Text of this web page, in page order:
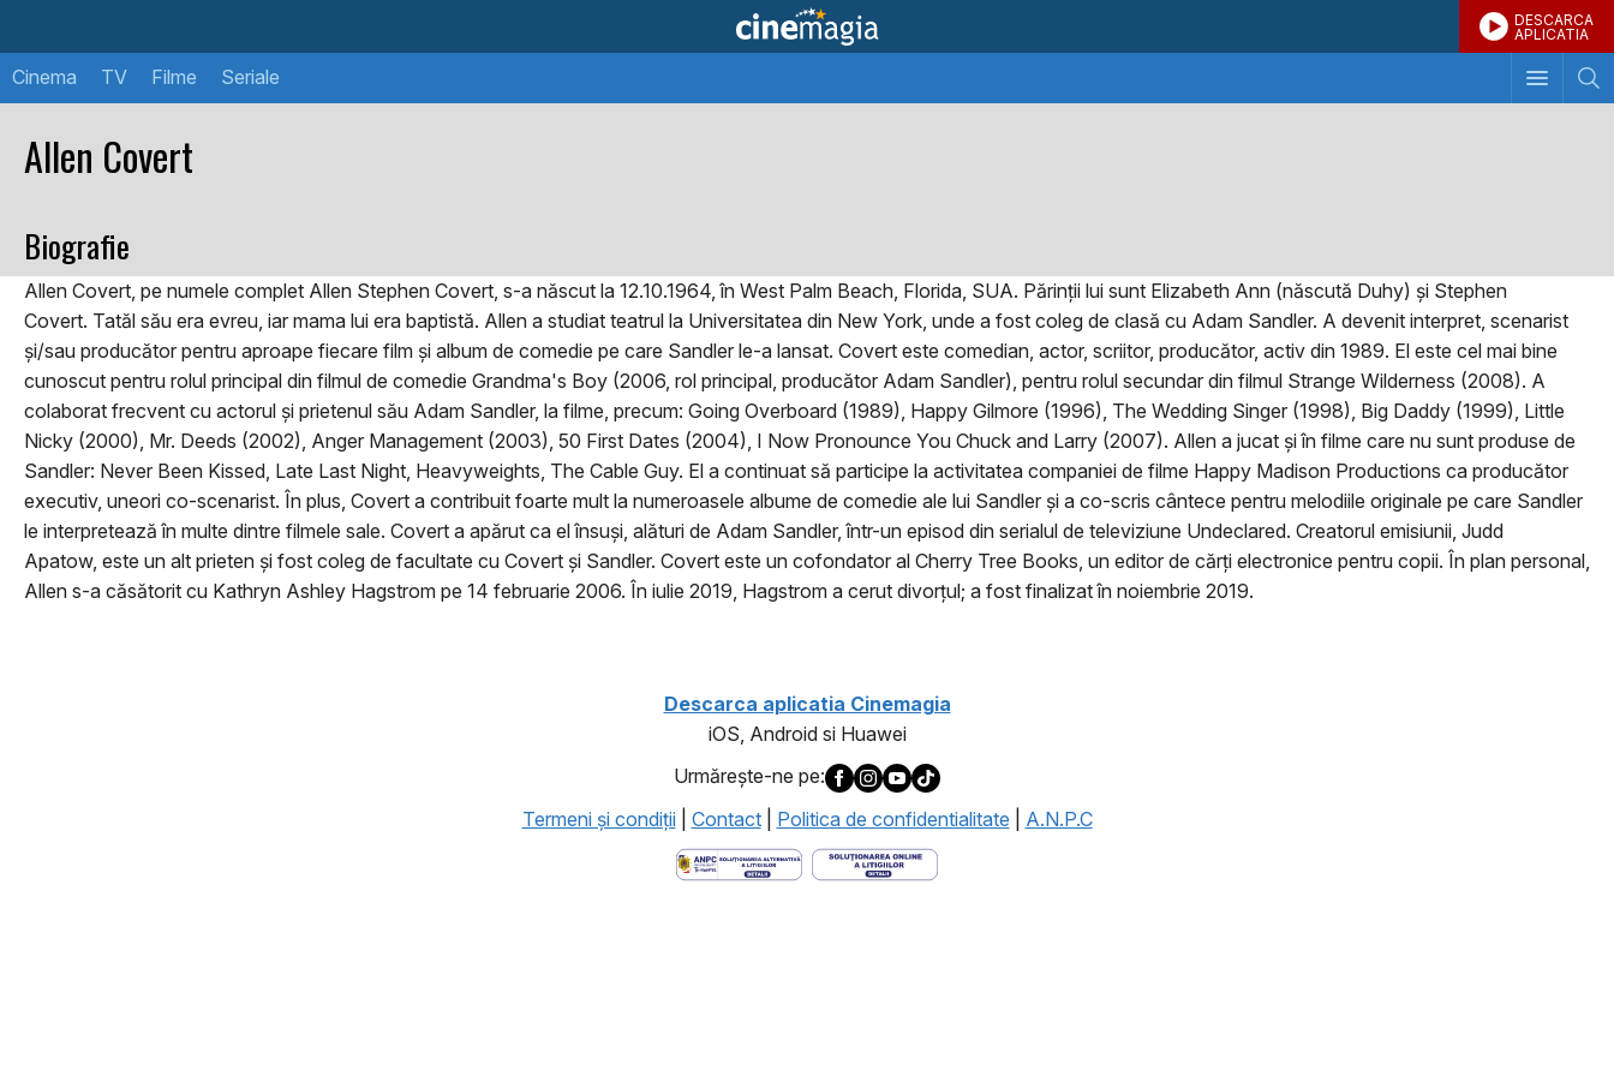
DESCARCA
APLICATIA
Cinema TV Filme Seriale
Allen Covert
Biografie
Allen Covert, pe numele complet Allen Stephen Covert, s-a născut la 12.10.1964, în West Palm Beach, Florida, SUA. Părinții lui sunt Elizabeth Ann (născută Duhy) și Stephen
Covert. Tatăl său era evreu, iar mama lui era baptistă. Allen a studiat teatrul la Universitatea din New York, unde a fost coleg de clasă cu Adam Sandler. A devenit interpret, scenarist
și/sau producător pentru aproape fiecare film și album de comedie pe care Sandler le-a lansat. Covert este comedian, actor, scriitor, producător, activ din 1989. El este cel mai bine
cunoscut pentru rolul principal din filmul de comedie Grandma's Boy (2006, rol principal, producător Adam Sandler), pentru rolul secundar din filmul Strange Wilderness (2008). A
colaborat frecvent cu actorul și prietenul său Adam Sandler, la filme, precum: Going Overboard (1989), Happy Gilmore (1996), The Wedding Singer (1998), Big Daddy (1999), Little
Nicky (2000), Mr. Deeds (2002), Anger Management (2003), 50 First Dates (2004), I Now Pronounce You Chuck and Larry (2007). Allen a jucat și în filme care nu sunt produse de
Sandler: Never Been Kissed, Late Last Night, Heavyweights, The Cable Guy. El a continuat să participe la activitatea companiei de filme Happy Madison Productions ca producător
executiv, uneori co-scenarist. În plus, Covert a contribuit foarte mult la numeroasele albume de comedie ale lui Sandler și a co-scris cântece pentru melodiile originale pe care Sandler
le interpretează în multe dintre filmele sale. Covert a apărut ca el însuși, alături de Adam Sandler, într-un episod din serialul de televiziune Undeclared. Creatorul emisiunii, Judd
Apatow, este un alt prieten și fost coleg de facultate cu Covert și Sandler. Covert este un cofondator al Cherry Tree Books, un editor de cărți electronice pentru copii. În plan personal,
Allen s-a căsătorit cu Kathryn Ashley Hagstrom pe 14 februarie 2006. În iulie 2019, Hagstrom a cerut divorțul; a fost finalizat în noiembrie 2019.
Descarca aplicatia Cinemagia
iOS, Android si Huawei
Urmăreşte-ne pe:
Termeni şi condiţii| Contact| Politica de confidentialitate A.N.P.C